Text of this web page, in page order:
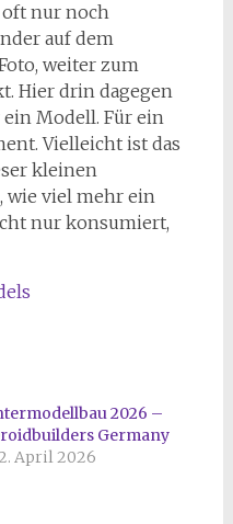
oft nur noch
auf dem
weiter zum
Hier drin dagegen
Modell. Für ein
Vielleicht ist das
kleinen
wie viel mehr ein
nur konsumiert,
2026 –
Germany
April 2026